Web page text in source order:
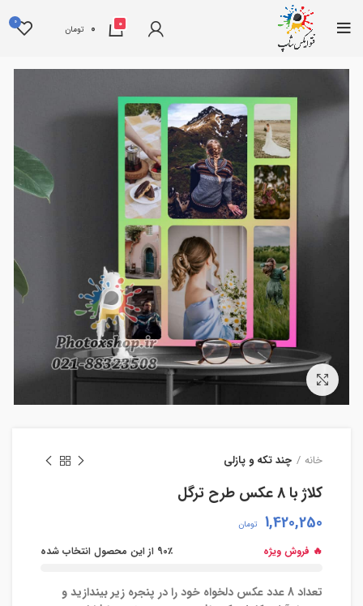
0
0 تومان
0
بزرگنمایی تصویر
خانه چند تکه و پازلی
کلاژ با 8 عکس طرح ترگل
1,420,250
تومان
🔥 فروش ویژه 90٪ از این محصول انتخاب شده
تعداد 8 عدد عکس دلخواه خود را در پنجره زیر بیندازید و